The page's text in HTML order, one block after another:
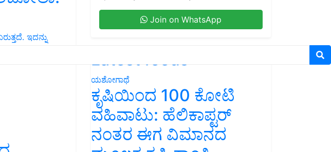
ಇದನ್ನು
Join on WhatsApp
Latest feeds
ಯಶೋಗಾಥೆ
ಕೃಷಿಯಿಂದ 100 ಕೋಟಿ
ವಹಿವಾಟು: ಹೆಲಿಕಾಪ್ಟರ್
ನಂತರ ಈಗ ವಿಮಾನದ